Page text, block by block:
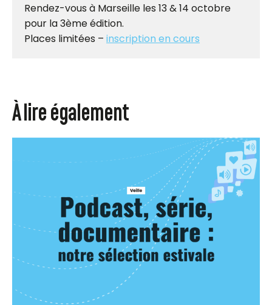
Rendez-vous à Marseille les 13 & 14 octobre
pour la 3ème édition.
Places limitées – inscription en cours
À lire également